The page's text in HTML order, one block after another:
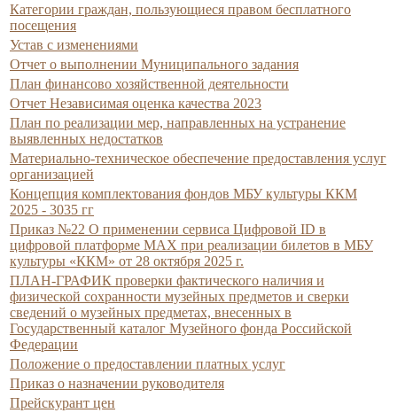
Категории граждан, пользующиеся правом бесплатного
посещения
Устав с изменениями
Отчет о выполнении Муниципального задания
План финансово хозяйственной деятельности
Отчет Независимая оценка качества 2023
План по реализации мер, направленных на устранение
выявленных недостатков
Материально-техническое обеспечение предоставления услуг
организацией
Концепция комплектования фондов МБУ культуры ККМ
2025 - 3035 гг
Приказ №22 О применении сервиса Цифровой ID в
цифровой платформе МАХ при реализации билетов в МБУ
культуры «ККМ» от 28 октября 2025 г.
ПЛАН-ГРАФИК проверки фактического наличия и
физической сохранности музейных предметов и сверки
сведений о музейных предметах, внесенных в
Государственный каталог Музейного фонда Российской
Федерации
Положение о предоставлении платных услуг
Приказ о назначении руководителя
Прейскурант цен